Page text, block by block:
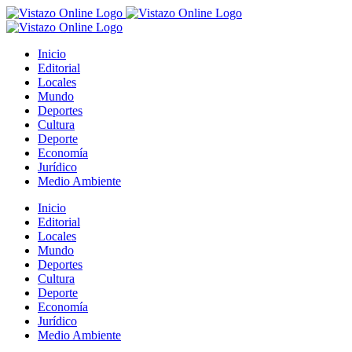
Saltar
al
Inicio
Editorial
Locales
Mundo
Deportes
Cultura
Deporte
Economía
Jurídico
Medio Ambiente
Inicio
Editorial
Locales
Mundo
Deportes
Cultura
Deporte
Economía
Jurídico
Medio Ambiente